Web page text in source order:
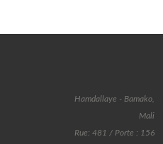
Hamdallaye - Bamako,
Mali
Rue: 481 / Porte : 156